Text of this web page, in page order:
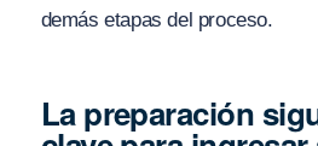
demás etapas del proceso.
La preparación